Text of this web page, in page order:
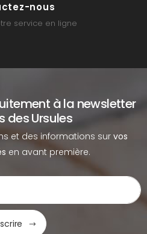
nous
service en ligne
à la newsletter
des Ursules
et des informations sur vos
en avant première.